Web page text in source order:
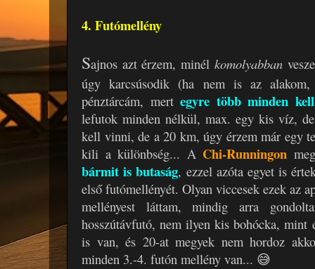
4. Futómellény
Sajnos azt érzem, minél komolyabban
úgy karcsúsodik (ha nem is az alakom,
pénztárcám, mertegyre több minden kell
lefutok minden nélkül, max. egy kis víz,
kell vinni, de a 20 km, úgy érzem már egy
kili a különbség... A Chi-Runningon
bármit is butaság, ezzel azóta egyet is
első futómellényét. Olyan viccesek ezek az
mellényest láttam, mindig arra
hosszútávfutó, nem ilyen kis bohócka, mint
is van, és 20-at megyek nem hordoz
minden 3.-4. futón mellény van... 😅